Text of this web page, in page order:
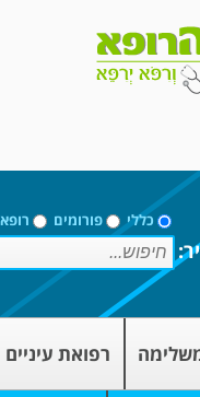
כללי פורומים
רפואת עיניים